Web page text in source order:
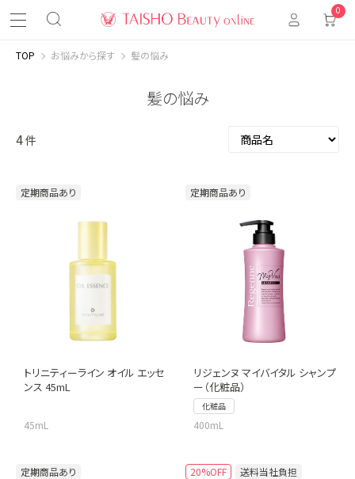
0
TOP お悩みから探す 髪の悩み
髪の悩み
4件
定期商品あり
トリニティーライン オイル エッセ
ンス 45mL
45mL
定期商品あり
リジェンヌ マイバイタル シャンプ
ー（化粧品）
化粧品
400mL
定期商品あり 20%OFF
送料当社負担